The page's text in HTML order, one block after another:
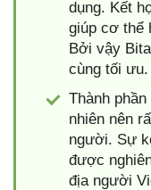
dụng. Kết
giúp cơ thể
Bởi vậy
cùng tối ưu.
Thành
nhiên nên
người. Sự
được
địa người